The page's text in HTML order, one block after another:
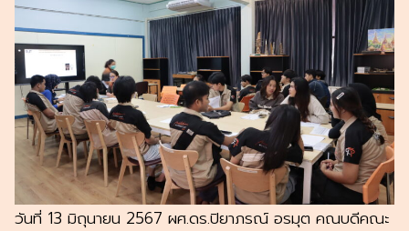
วันที่ 13 มิถุนายน 2567 ผศ.ดร.ปิยาภรณ์ อรมุต คณบดีคณะ